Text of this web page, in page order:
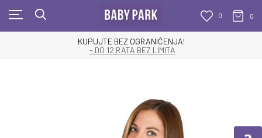
0 0
KUPUJTE BEZ OGRANIČENJA!
- DO 12 RATA BEZ LIMITA